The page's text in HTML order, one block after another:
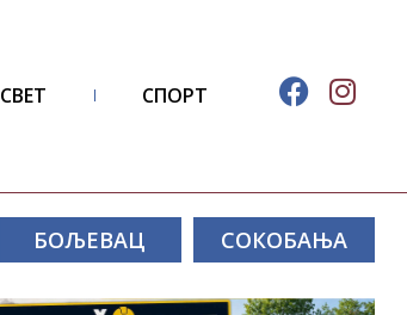
СВЕТ СПОРТ
БОЉЕВАЦ СОКОБАЊА